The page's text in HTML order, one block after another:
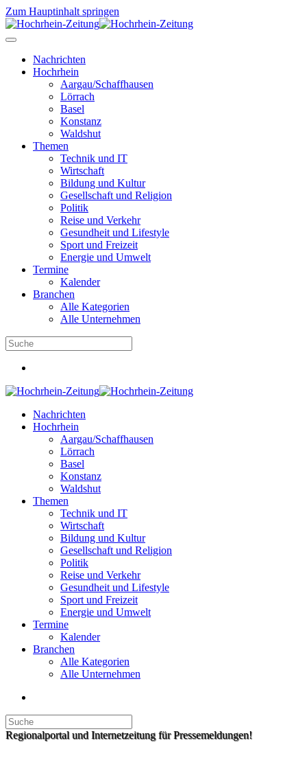
Zum Hauptinhalt springen
Nachrichten
Hochrhein
Aargau/Schaffhausen
Lörrach
Basel
Konstanz
Waldshut
Themen
Technik und IT
Wirtschaft
Bildung und Kultur
Gesellschaft und Religion
Politik
Reise und Verkehr
Gesundheit und Lifestyle
Sport und Freizeit
Energie und Umwelt
Termine
Kalender
Branchen
Alle Kategorien
Alle Unternehmen
Nachrichten
Hochrhein
Aargau/Schaffhausen
Lörrach
Basel
Konstanz
Waldshut
Themen
Technik und IT
Wirtschaft
Bildung und Kultur
Gesellschaft und Religion
Politik
Reise und Verkehr
Gesundheit und Lifestyle
Sport und Freizeit
Energie und Umwelt
Termine
Kalender
Branchen
Alle Kategorien
Alle Unternehmen
Regionalportal und Internetzeitung für Pressemeldungen!